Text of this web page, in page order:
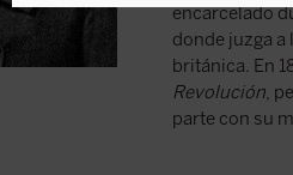
encarcelado
donde juzga
británica. En
Revolución,
parte con su